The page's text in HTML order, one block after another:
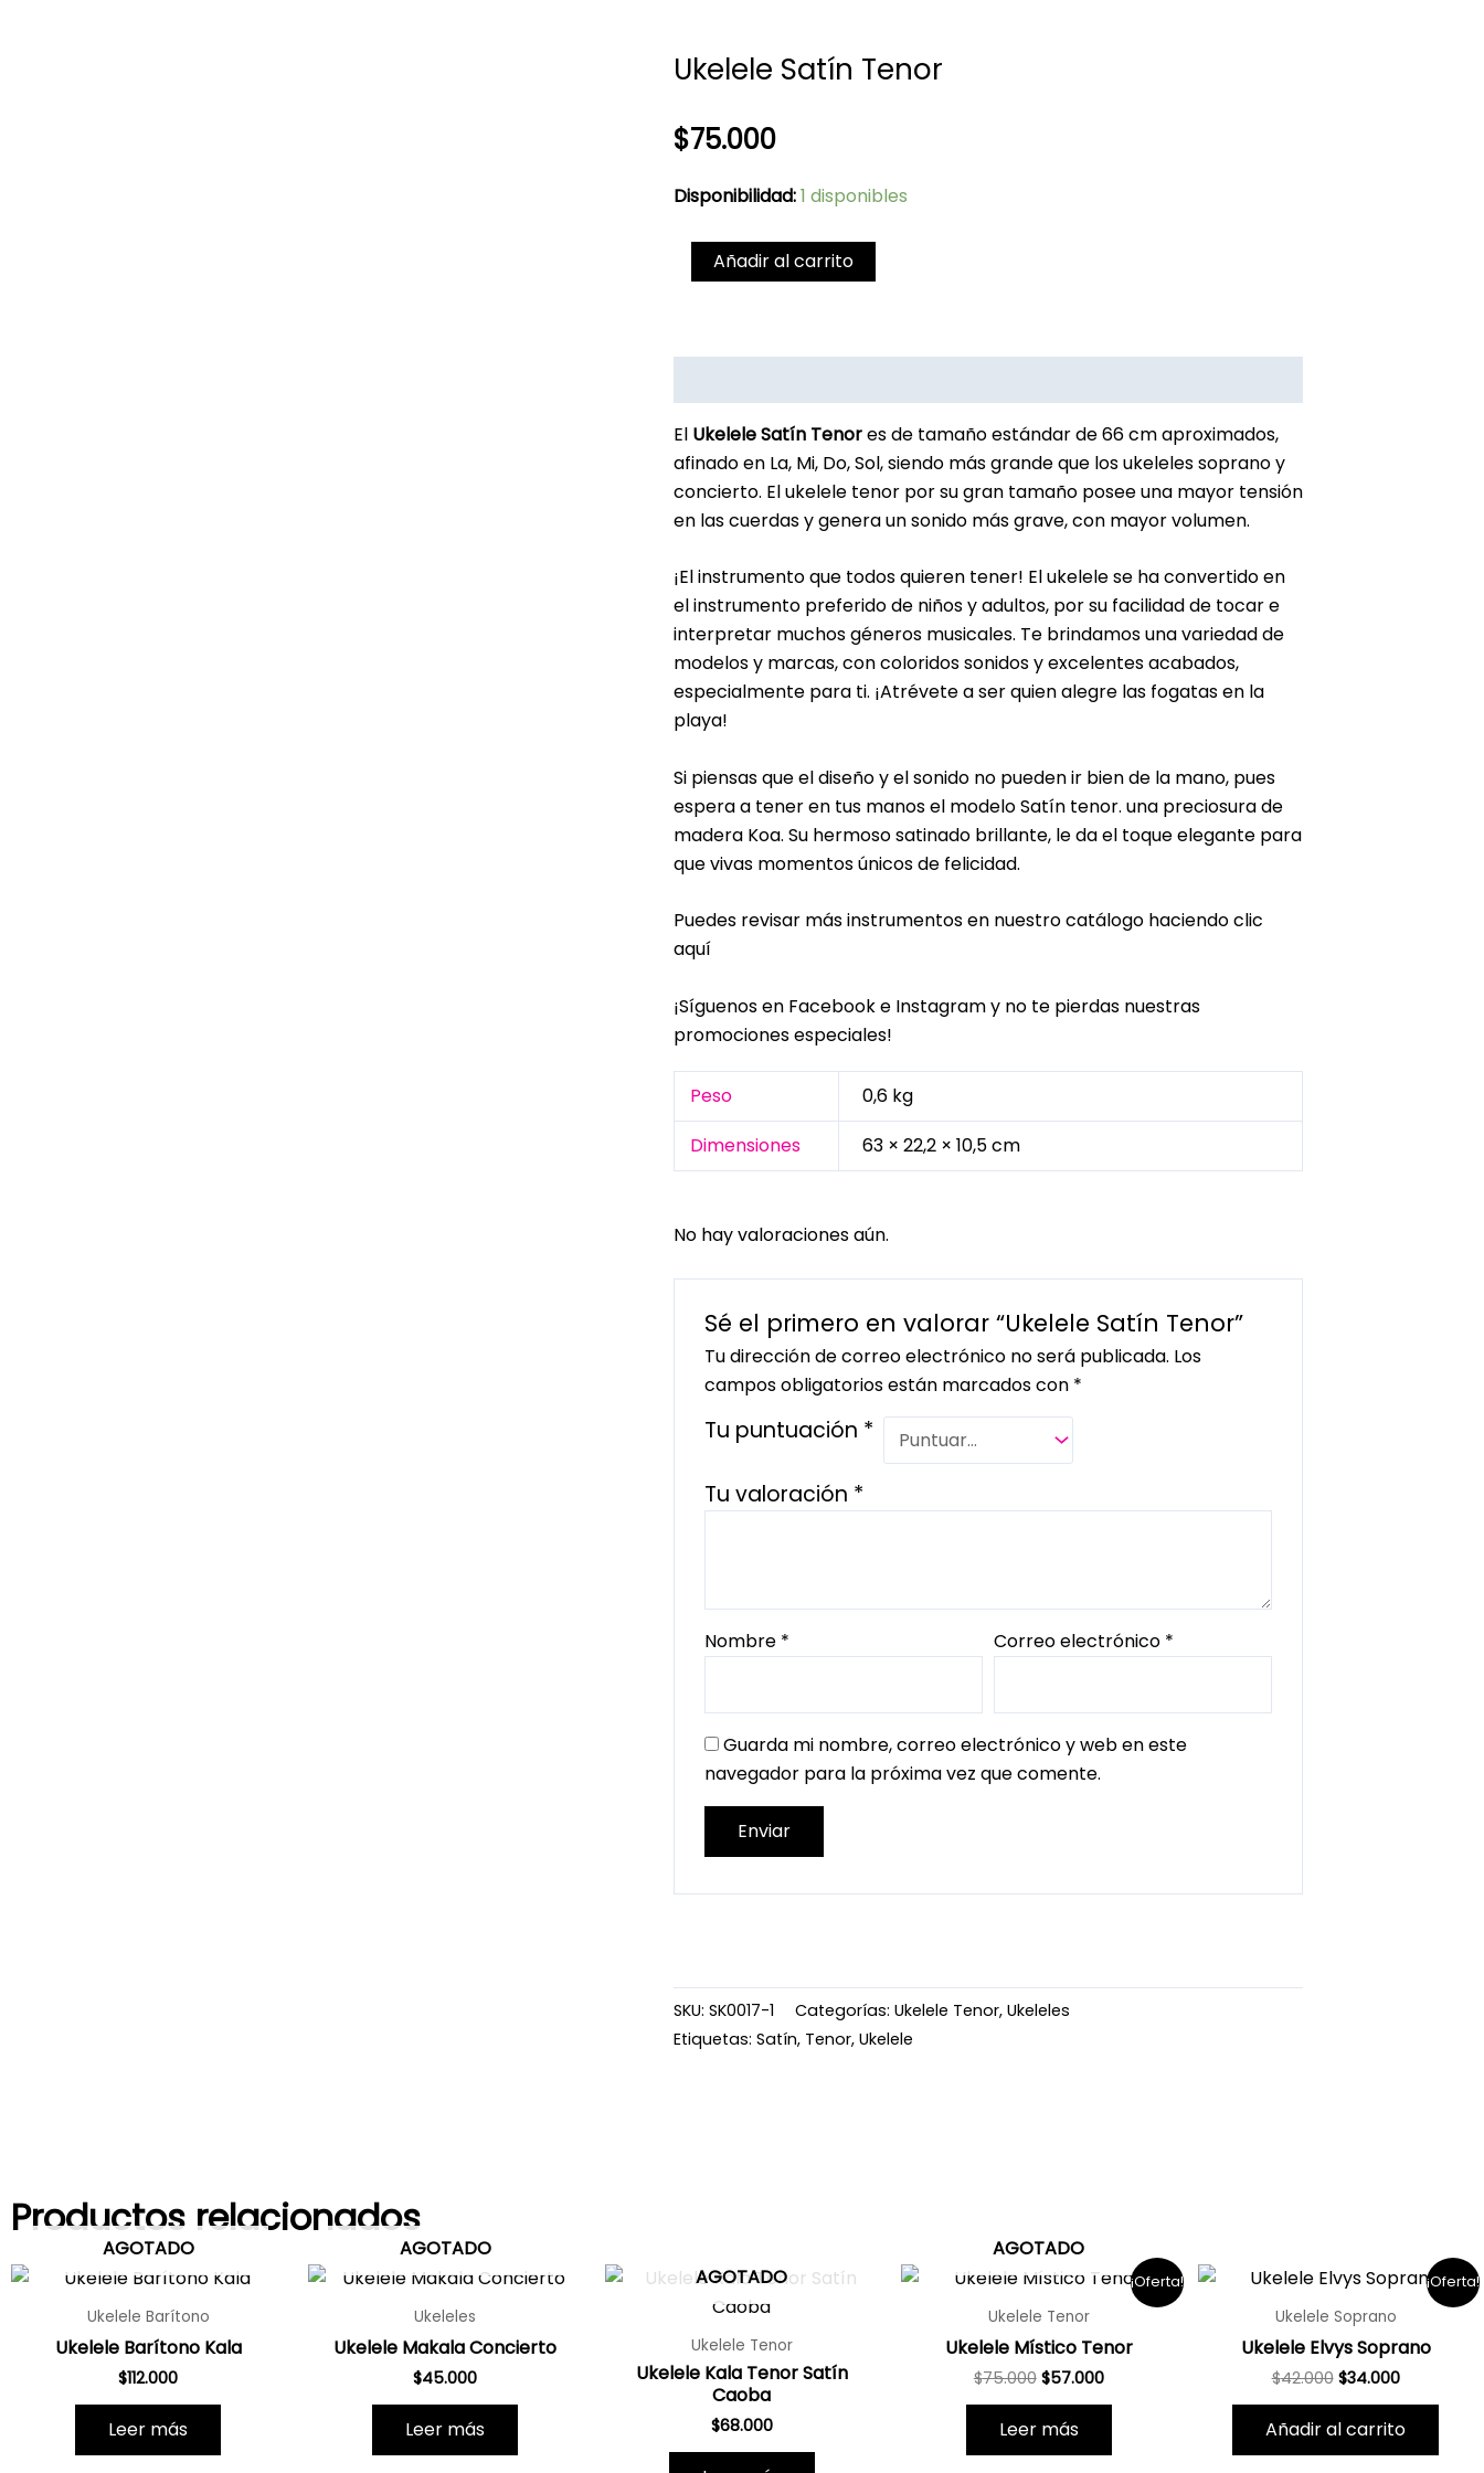
Ukelele Satín Tenor
$75.000
Disponibilidad:1 disponibles
Ukelele
Tenor
cantidad
Añadir al carrito
El Ukelele Satín Tenores de tamaño estándar de 66 cm aproximados,
afinado en La, Mi, Do, Sol, siendo más grande que los ukeleles soprano y
concierto. El ukelele tenor por su gran tamaño posee una mayor tensión
en las cuerdas y genera un sonido más grave, con mayor volumen.
¡El instrumento que todos quieren tener! El ukelele se ha convertido en
el instrumento preferido de niños y adultos, por su facilidad de tocar e
interpretar muchos géneros musicales. Te brindamos una variedad de
modelos y marcas, con coloridos sonidos y excelentes acabados,
especialmente para ti. ¡Atrévete a ser quien alegre las fogatas en la
playa!
Si piensas que el diseño y el sonido no pueden ir bien de la mano, pues
espera a tener en tus manos el modelo Satín tenor. una preciosura de
madera Koa. Su hermoso satinado brillante, le da el toque elegante para
que vivas momentos únicos de felicidad.
Puedes revisar más instrumentos en nuestro catálogo haciendo clic
aquí
¡Síguenos en Facebooke Instagramy no te pierdas nuestras
promociones especiales!
Peso
0,6 kg
Dimensiones
63 × 22,2 × 10,5 cm
No hay valoraciones aún.
Sé el primero en valorar “Ukelele Satín Tenor”
Tu dirección de correo electrónico no será publicada. Los
campos obligatorios están marcados con *
Tu puntuación *
Tu valoración *
Nombre * Correo electrónico *
Guarda mi nombre, correo electrónico y web en este
navegador para la próxima vez que comente.
SKU: SK0017-1 Categorías: Ukelele Tenor, Ukeleles
Etiquetas: Satín, Tenor, Ukelele
Productos relacionados
AGOTADO
Ukelele Barítono
Ukelele Barítono Kala
$112.000
Leer más
AGOTADO
Ukeleles
Ukelele Makala Concierto
$45.000
Leer más
AGOTADO
Ukelele Tenor
Ukelele Kala Tenor Satín
Caoba
$68.000
¡Oferta!
AGOTADO
Ukelele Tenor
Ukelele Místico Tenor
$75.000
El
original
$75.000.
$57.000
El
precio
actual
$57.000.
Leer más
¡Oferta!
Ukelele Soprano
Ukelele Elvys Soprano
$42.000
El
precio
original
era:
$42.000.
$34.000
El
precio
actual
$34.000.
Añadir al carrito